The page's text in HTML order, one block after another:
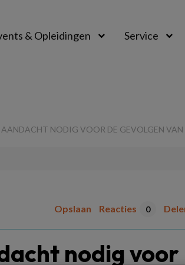
& Opleidingen Service
AANDACHT NODIG VOOR DE GEVOLGEN
Opslaan Reacties 0
nodig voor